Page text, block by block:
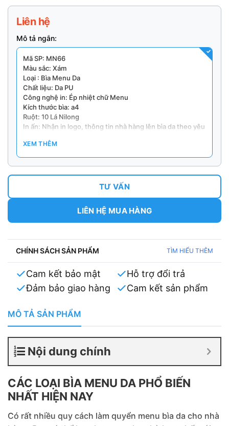
Liên hệ
Mô tả ngắn:
Mã SP: MN66
Màu sắc: Xám
Loại : Bìa Menu Da
Chất liệu: Da PU
Công nghệ in: Ép nhiệt chữ Menu
Kích thước bìa: a4
Ruột: 10 Lá Nilong
In ấn: Nhận in logo, thông tin nhà hàng lên bìa da theo yêu
lượng đặt hàng.
XEM THÊM
TƯ VẤN
LIÊN HỆ MUA HÀNG
CHÍNH SÁCH SẢN PHẨM TÌM HIỂU THÊM
Cam kết bảo mật
Hỗ trợ đổi trả
Đảm bảo giao hàng
Cam kết sản phẩm
MÔ TẢ SẢN PHẨM
Nội dung chính
CÁC LOẠI BÌA MENU DA PHỔ BIẾN
NHẤT HIỆN NAY
Có rất nhiều quy cách làm quyển menu bìa da cho nhà